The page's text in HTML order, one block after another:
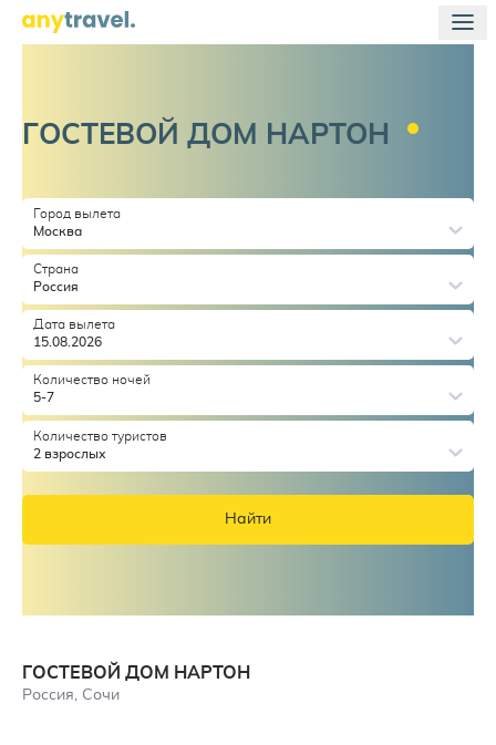
ГОСТЕВОЙ ДОМ НАРТОН
Город вылета
Москва
Страна
Россия
Дата вылета
15.08.2026
Количество ночей
5-7
Количество туристов
2 взрослых
Найти
ГОСТЕВОЙ ДОМ НАРТОН
Россия, Сочи